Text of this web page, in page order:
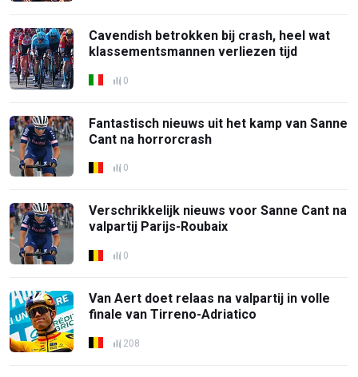
Cavendish betrokken bij crash, heel wat
klassementsmannen verliezen tijd
0
Fantastisch nieuws uit het kamp van Sanne
Cant na horrorcrash
0
Verschrikkelijk nieuws voor Sanne Cant na
valpartij Parijs-Roubaix
0
Van Aert doet relaas na valpartij in volle
finale van Tirreno-Adriatico
208